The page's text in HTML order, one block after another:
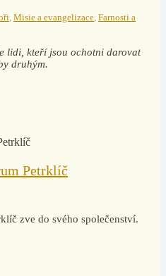
, Misie a evangelizace, Farnosti a
lidi, kteří jsou ochotni darovat
druhým.
Petrklíč
zve do svého společenství.